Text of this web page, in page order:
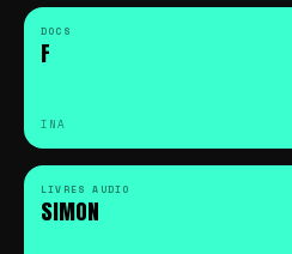
DOCS
F
INA
LIVRES AUDIO
SIMON